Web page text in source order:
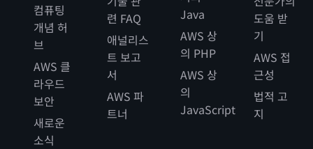
컴퓨팅
개념 허
브
AWS 클
라우드
보안
새로운
소식
련 FAQ
애널리스
트 보고
서
AWS 파
트너
Java
AWS 상
의 PHP
AWS 상
의
JavaScript
도움 받
기
AWS 접
근성
법적 고
지